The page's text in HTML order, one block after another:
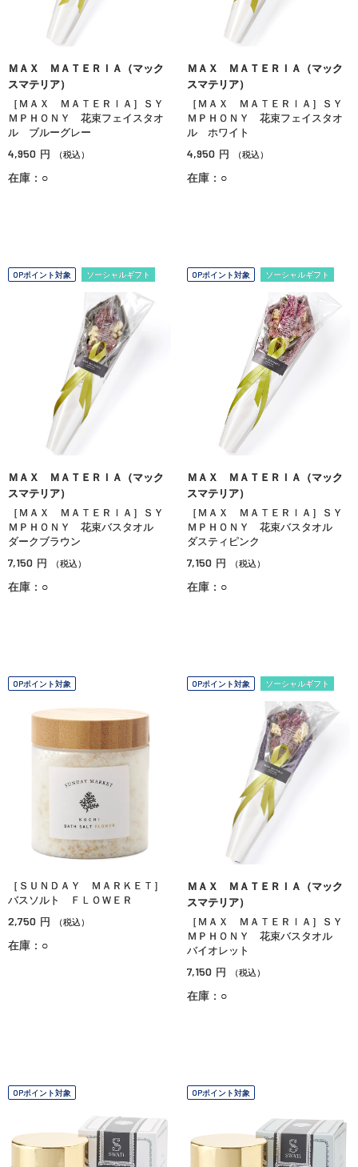
ＭＡＸ ＭＡＴＥＲＩＡ（マック
スマテリア）
［ＭＡＸ ＭＡＴＥＲＩＡ］ＳＹ
ＭＰＨＯＮＹ 花束フェイスタオ
ル ブルーグレー
4,950 円 （税込）
在庫：○
ＭＡＸ ＭＡＴＥＲＩＡ（マック
スマテリア）
［ＭＡＸ ＭＡＴＥＲＩＡ］ＳＹ
ＭＰＨＯＮＹ 花束フェイスタオ
ル ホワイト
4,950 円 （税込）
在庫：○
OPポイント対象 ソーシャルギフト
ＭＡＸ ＭＡＴＥＲＩＡ（マック
スマテリア）
［ＭＡＸ ＭＡＴＥＲＩＡ］ＳＹ
ＭＰＨＯＮＹ 花束バスタオル
ダークブラウン
7,150 円 （税込）
在庫：○
OPポイント対象 ソーシャルギフト
ＭＡＸ ＭＡＴＥＲＩＡ（マック
スマテリア）
［ＭＡＸ ＭＡＴＥＲＩＡ］ＳＹ
ＭＰＨＯＮＹ 花束バスタオル
ダスティピンク
7,150 円 （税込）
在庫：○
OPポイント対象
［ＳＵＮＤＡＹ ＭＡＲＫＥＴ］
バスソルト ＦＬＯＷＥＲ
2,750 円 （税込）
在庫：○
OPポイント対象 ソーシャルギフト
ＭＡＸ ＭＡＴＥＲＩＡ（マック
スマテリア）
［ＭＡＸ ＭＡＴＥＲＩＡ］ＳＹ
ＭＰＨＯＮＹ 花束バスタオル
バイオレット
7,150 円 （税込）
在庫：○
OPポイント対象 OPポイント対象